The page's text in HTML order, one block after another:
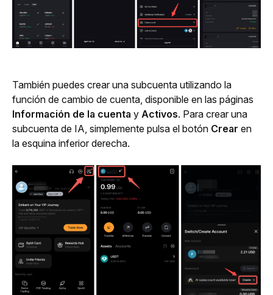
También puedes crear una subcuenta utilizando la
Información de la cuenta y Activos. Para crear una
subcuenta de IA, simplemente pulsa el botón Crear en
la esquina inferior derecha.